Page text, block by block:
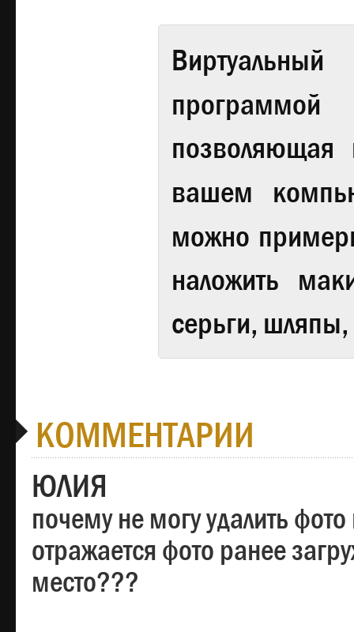
Виртуальный
вашем
можно
наложить
серьги,
КОММЕНТАРИИ
ЮЛИЯ
почему не могу удалить
отражается фото ранее
место???